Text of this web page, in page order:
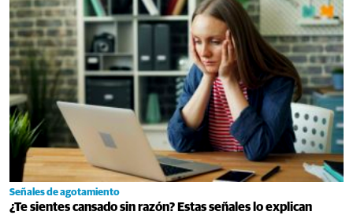
Señales de agotamiento
¿Te sientes cansado sin razón? Estas señales lo explican